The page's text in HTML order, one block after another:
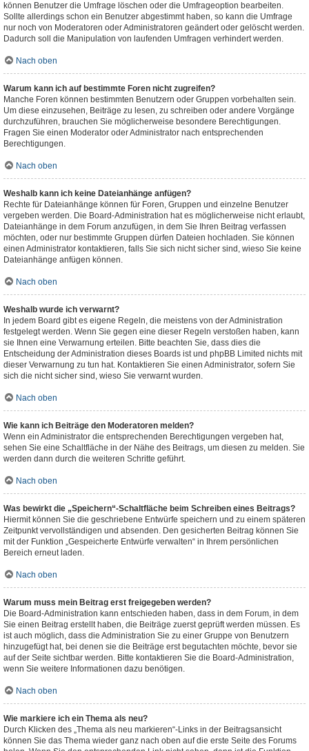
können Benutzer die Umfrage löschen oder die Umfrageoption bearbeiten.
Sollte allerdings schon ein Benutzer abgestimmt haben, so kann die Umfrage
nur noch von Moderatoren oder Administratoren geändert oder gelöscht werden.
Dadurch soll die Manipulation von laufenden Umfragen verhindert werden.
Nach oben
Warum kann ich auf bestimmte Foren nicht zugreifen?
Manche Foren können bestimmten Benutzern oder Gruppen vorbehalten sein.
Um diese einzusehen, Beiträge zu lesen, zu schreiben oder andere Vorgänge
durchzuführen, brauchen Sie möglicherweise besondere Berechtigungen.
Fragen Sie einen Moderator oder Administrator nach entsprechenden
Berechtigungen.
Nach oben
Weshalb kann ich keine Dateianhänge anfügen?
Rechte für Dateianhänge können für Foren, Gruppen und einzelne Benutzer
vergeben werden. Die Board-Administration hat es möglicherweise nicht erlaubt,
Dateianhänge in dem Forum anzufügen, in dem Sie Ihren Beitrag verfassen
möchten, oder nur bestimmte Gruppen dürfen Dateien hochladen. Sie können
einen Administrator kontaktieren, falls Sie sich nicht sicher sind, wieso Sie keine
Dateianhänge anfügen können.
Nach oben
Weshalb wurde ich verwarnt?
In jedem Board gibt es eigene Regeln, die meistens von der Administration
festgelegt werden. Wenn Sie gegen eine dieser Regeln verstoßen haben, kann
sie Ihnen eine Verwarnung erteilen. Bitte beachten Sie, dass dies die
Entscheidung der Administration dieses Boards ist und phpBB Limited nichts mit
dieser Verwarnung zu tun hat. Kontaktieren Sie einen Administrator, sofern Sie
sich die nicht sicher sind, wieso Sie verwarnt wurden.
Nach oben
Wie kann ich Beiträge den Moderatoren melden?
Wenn ein Administrator die entsprechenden Berechtigungen vergeben hat,
sehen Sie eine Schaltfläche in der Nähe des Beitrags, um diesen zu melden. Sie
werden dann durch die weiteren Schritte geführt.
Nach oben
Was bewirkt die „Speichern“-Schaltfläche beim Schreiben eines Beitrags?
Hiermit können Sie die geschriebene Entwürfe speichern und zu einem späteren
Zeitpunkt vervollständigen und absenden. Den gesicherten Beitrag können Sie
mit der Funktion „Gespeicherte Entwürfe verwalten“ in Ihrem persönlichen
Bereich erneut laden.
Nach oben
Warum muss mein Beitrag erst freigegeben werden?
Die Board-Administration kann entschieden haben, dass in dem Forum, in dem
Sie einen Beitrag erstellt haben, die Beiträge zuerst geprüft werden müssen. Es
ist auch möglich, dass die Administration Sie zu einer Gruppe von Benutzern
hinzugefügt hat, bei denen sie die Beiträge erst begutachten möchte, bevor sie
auf der Seite sichtbar werden. Bitte kontaktieren Sie die Board-Administration,
wenn Sie weitere Informationen dazu benötigen.
Nach oben
Wie markiere ich ein Thema als neu?
Durch Klicken des „Thema als neu markieren“-Links in der Beitragsansicht
können Sie das Thema wieder ganz nach oben auf die erste Seite des Forums